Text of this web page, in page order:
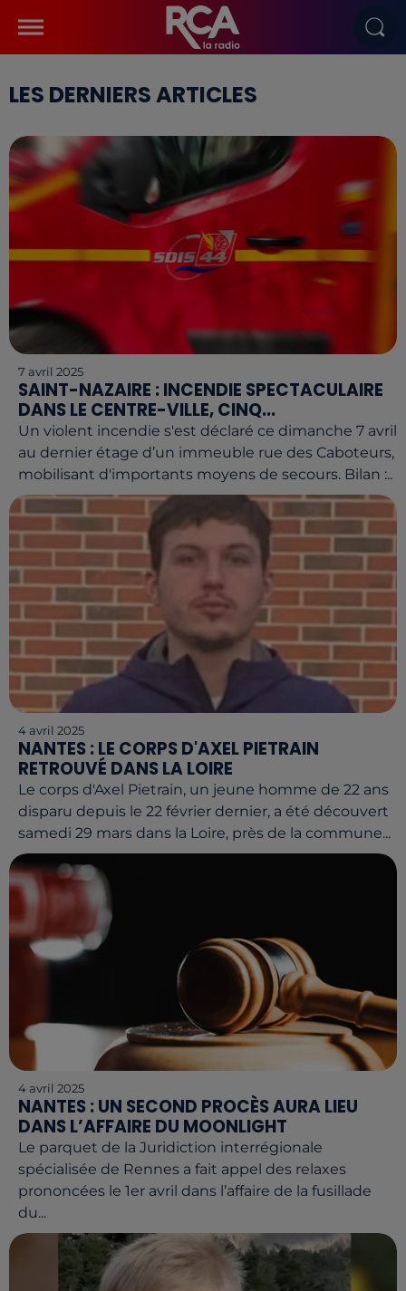
LES DERNIERS ARTICLES
7 avril 2025
SAINT-NAZAIRE : INCENDIE SPECTACULAIRE
DANS LE CENTRE-VILLE, CINQ...
Un violent incendie s'est déclaré ce dimanche 7 avril
au dernier étage d’un immeuble rue des Caboteurs,
mobilisant d'importants moyens de secours. Bilan :...
4 avril 2025
NANTES : LE CORPS D'AXEL PIETRAIN
RETROUVÉ DANS LA LOIRE
Le corps d'Axel Pietrain, un jeune homme de 22 ans
disparu depuis le 22 février dernier, a été découvert
samedi 29 mars dans la Loire, près de la commune...
4 avril 2025
NANTES : UN SECOND PROCÈS AURA LIEU
DANS L’AFFAIRE DU MOONLIGHT
Le parquet de la Juridiction interrégionale
spécialisée de Rennes a fait appel des relaxes
prononcées le 1er avril dans l’affaire de la fusillade
du...